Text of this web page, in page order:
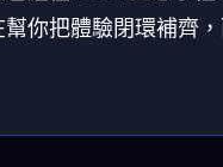
你把體驗閉環補齊